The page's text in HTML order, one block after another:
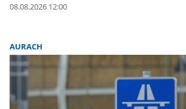
08.08.2026 12:00
AURACH